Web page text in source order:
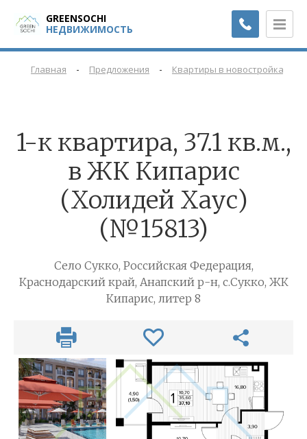
GREENSOCHI
НЕДВИЖИМОСТЬ
Главная - Предложения - Квартиры в новостройках
1-к квартира, 37.1 кв.м.,
в ЖК Кипарис
(Холидей Хаус)
(№15813)
Село Сукко, Российская Федерация,
Краснодарский край, Анапский р-н, с.Сукко, ЖК
Кипарис, литер 8